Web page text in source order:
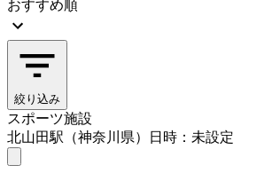
おすすめ順
絞り込み
スポーツ施設
北山田駅（神奈川県）
日時：未設定